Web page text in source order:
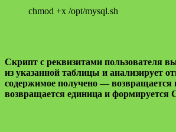
chmod +x /opt/mysql.sh
Скрипт с реквизитами пользователя
из указанной таблицы и анализирует
содержимое получено — возвращается
возвращается единица и